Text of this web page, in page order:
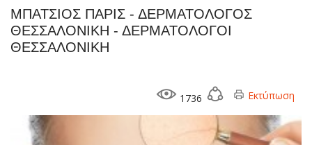
ΜΠΑΤΣΙΟΣ ΠΑΡΙΣ - ΔΕΡΜΑΤΟΛΟΓΟΣ
ΘΕΣΣΑΛΟΝΙΚΗ - ΔΕΡΜΑΤΟΛΟΓΟΙ
ΘΕΣΣΑΛΟΝΙΚΗ
1736 Εκτύπωση